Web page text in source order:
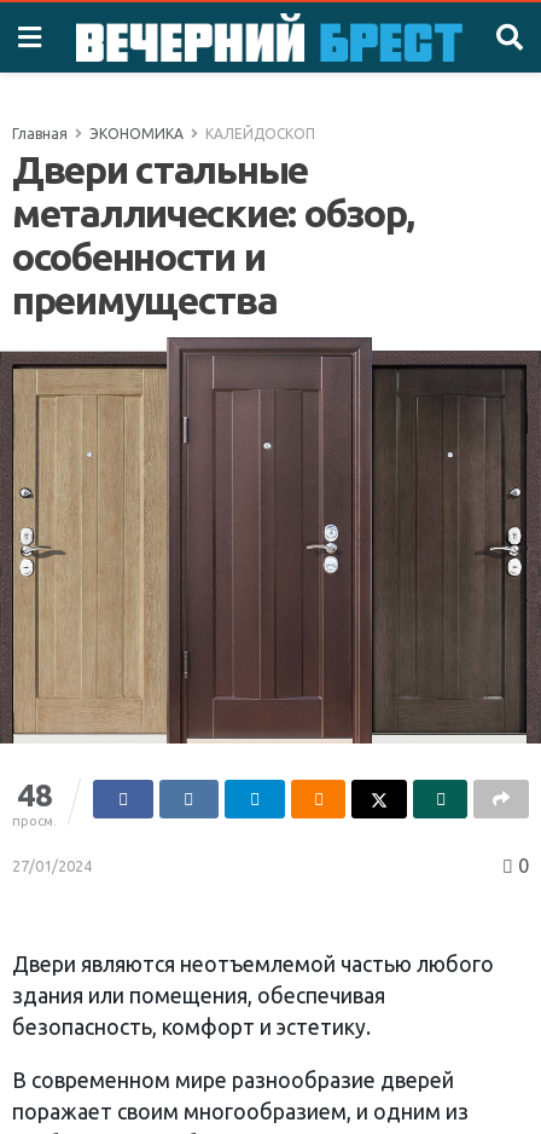
Главная ЭКОНОМИКА КАЛЕЙДОСКОП
Двери стальные
металлические: обзор,
особенности и
преимущества
48
просм.
27/01/2024 0
Двери являются неотъемлемой частью любого
здания или помещения, обеспечивая
безопасность, комфорт и эстетику.
В современном мире разнообразие дверей
поражает своим многообразием, и одним из